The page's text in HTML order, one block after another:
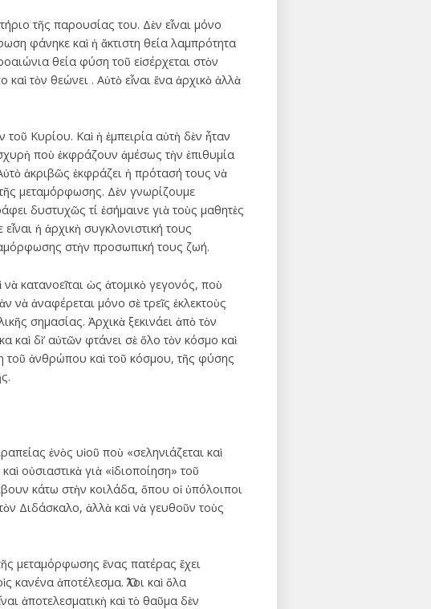
τῆς παρουσίας του. Δὲν εἶναι μόνο
φάνηκε καὶ ἡ ἄκτιστη θεία λαμπρότητα
θεία φύση τοῦ εἰσέρχεται στὸν
τὸν θεώνει . Αὐτὸ εἶναι ἕνα ἀρχικὸ ἀλλὰ
Κυρίου. Καὶ ἡ ἐμπειρία αὐτὴ δὲν ἦταν
ποὺ ἐκφράζουν ἀμέσως τὴν ἐπιθυμία
ἀκριβῶς ἐκφράζει ἡ πρότασή τους νὰ
μεταμόρφωσης. Δὲν γνωρίζουμε
δυστυχῶς τί ἐσήμαινε γιὰ τοὺς μαθητὲς
ἡ ἀρχικὴ συγκλονιστική τους
στὴν προσωπική τους ζωή.
κατανοεῖται ὡς ἀτομικὸ γεγονός, ποὺ
νὰ ἀναφέρεται μόνο σὲ τρεῖς ἐκλεκτοὺς
σημασίας. Ἀρχικὰ ξεκινάει ἀπὸ τὸν
καὶ δὶ’ αὐτῶν φτάνει σὲ ὅλο τὸν κόσμο καὶ
τοῦ ἀνθρώπου καὶ τοῦ κόσμου, τῆς φύσης
ἑνὸς υἱοῦ ποὺ «σεληνιάζεται καὶ
οὐσιαστικὰ γιὰ «ἰδιοποίηση» τοῦ
κάτω στὴν κοιλάδα, ὅπου οἱ ὑπόλοιποι
Διδάσκαλο, ἀλλὰ καὶ νὰ γευθοῦν τοὺς
μεταμόρφωσης ἕνας πατέρας ἔχει
κανένα ἀποτέλεσμα. Ὅλοι καὶ ὅλα
ἀποτελεσματικὴ καὶ τὸ θαῦμα δὲν